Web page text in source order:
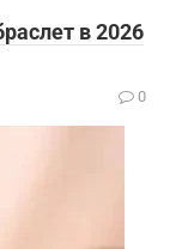
в 2026
0